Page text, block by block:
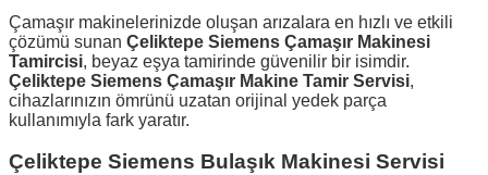
Çamaşır makinelerinizde oluşan arızalara en hızlı ve etkili
çözümü sunan Çeliktepe Siemens Çamaşır Makinesi
Tamircisi, beyaz eşya tamirinde güvenilir bir isimdir.
Çeliktepe Siemens Çamaşır Makine Tamir Servisi,
cihazlarınızın ömrünü uzatan orijinal yedek parça
kullanımıyla fark yaratır.
Çeliktepe Siemens Bulaşık Makinesi Servisi